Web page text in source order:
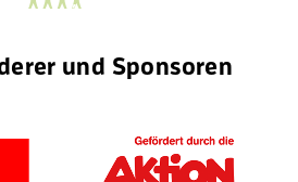
und Sponsoren